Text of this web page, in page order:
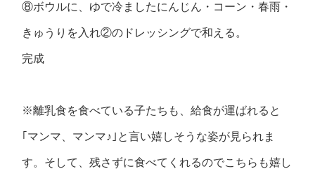
⑧ボウルに、ゆで冷ましたにんじん・コーン・春雨・
きゅうりを入れ②のドレッシングで和える。
完成
※離乳食を食べている子たちも、給食が運ばれると
｢マンマ、マンマ♪｣と言い嬉しそうな姿が見られま
す。そして、残さずに食べてくれるのでこちらも嬉し